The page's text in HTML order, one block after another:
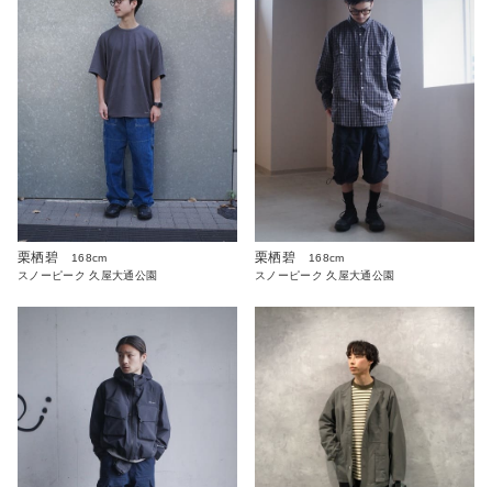
栗栖碧
168cm
スノーピーク 久屋大通公園
栗栖碧
168cm
スノーピーク 久屋大通公園